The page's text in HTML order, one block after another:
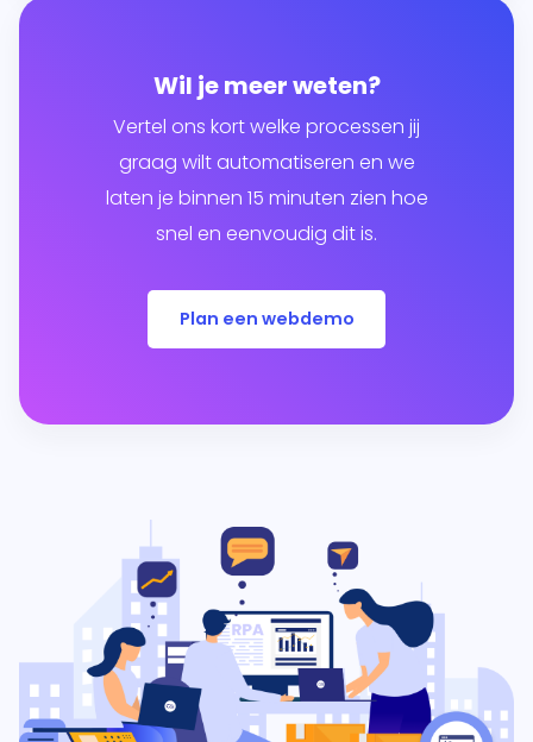
Wil je meer weten?
Vertel ons kort welke processen jij
graag wilt automatiseren en we
laten je binnen 15 minuten zien hoe
snel en eenvoudig dit is.
Plan een webdemo